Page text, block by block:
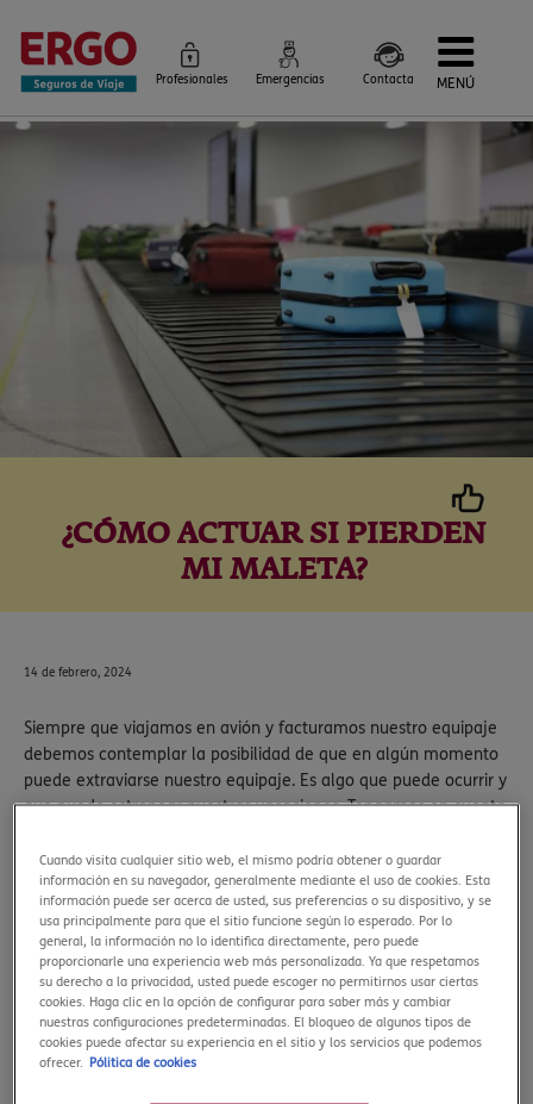
Profesionales Emergencias Contacta MENÚ
Siniestros e Instrucciones
Información Corporativa
Servicios
¿CÓMO ACTUAR SI PIERDEN
MI MALETA?
14 de febrero, 2024
Siempre que viajamos en avión y facturamos nuestro equipaje
debemos contemplar la posibilidad de que en algún momento
puede extraviarse nuestro equipaje. Es algo que puede ocurrir y
que puede estropear nuestras vacaciones. Tengamos en cuenta
manos y vehículos, y éste puede extraviarse en cualquier
momento sin que podamos evitarlo. Entonces, ¿cómo actuar si
pierden mi maleta?
A continuación te dejamos algunas recomendaciones generales
y te explicamos paso a paso cómo actuar si la aerolínea pierde
tu maleta.
Cómo actuar si pierden mi maleta:
recomendaciones generales sobre
Cuando visita cualquier sitio web, el mismo podría obtener o guardar
información en su navegador, generalmente mediante el uso de cookies. Esta
información puede ser acerca de usted, sus preferencias o su dispositivo, y se
usa principalmente para que el sitio funcione según lo esperado. Por lo
general, la información no lo identifica directamente, pero puede
proporcionarle una experiencia web más personalizada. Ya que respetamos
su derecho a la privacidad, usted puede escoger no permitirnos usar ciertas
cookies. Haga clic en la opción de configurar para saber más y cambiar
nuestras configuraciones predeterminadas. El bloqueo de algunos tipos de
cookies puede afectar su experiencia en el sitio y los servicios que podemos
ofrecer.
Pólitica de cookies